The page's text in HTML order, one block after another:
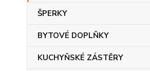
ŠPERKY
BYTOVÉ DOPLŇKY
KUCHYŇSKÉ ZÁSTĚRY